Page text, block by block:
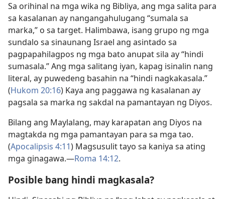
Sa orihinal na mga wika ng Bibliya, ang mga salita para
sa kasalanan ay nangangahulugang “sumala sa
marka,” o sa target. Halimbawa, isang grupo ng mga
sundalo sa sinaunang Israel ang asintado sa
pagpapahilagpos ng mga bato anupat sila ay “hindi
sumasala.” Ang mga salitang iyan, kapag isinalin nang
literal, ay puwedeng basahin na “hindi nagkakasala.”
(Hukom 20:16) Kaya ang paggawa ng kasalanan ay
pagsala sa marka ng sakdal na pamantayan ng Diyos.
Bilang ang Maylalang, may karapatan ang Diyos na
magtakda ng mga pamantayan para sa mga tao.
(Apocalipsis 4:11) Magsusulit tayo sa kaniya sa ating
mga ginagawa.—Roma 14:12.
Posible bang hindi magkasala?